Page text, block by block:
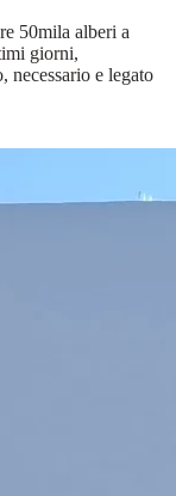
50mila alberi a
giorni,
necessario e legato